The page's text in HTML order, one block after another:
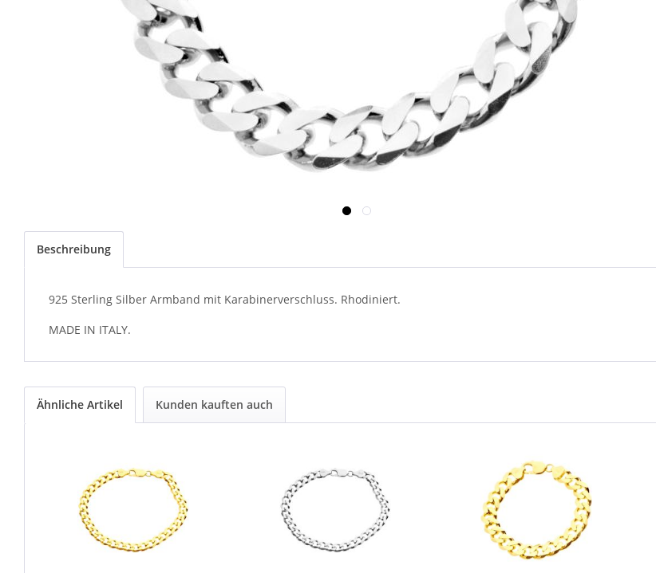
Beschreibung
925 Sterling Silber Armband mit Karabinerverschluss. Rhodiniert.
MADE IN ITALY.
Ähnliche Artikel Kunden kauften auch